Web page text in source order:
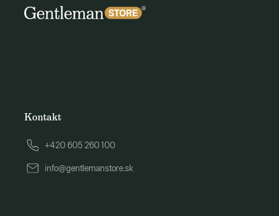
Kontakt
+420 605 260 100
info@gentlemanstore.sk